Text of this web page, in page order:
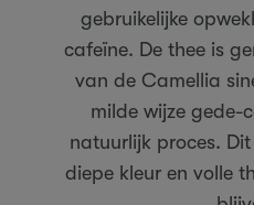
gebruikelijke
cafeïne. De thee is
van de Camellia
milde wijze gede-
natuurlijk proces.
diepe kleur en volle